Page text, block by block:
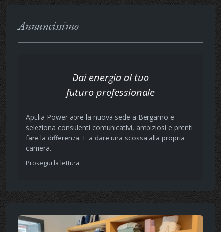
Annuncissimo
Dai energia al tuo
futuro professionale
Apulia Power apre la nuova sede a Bergamo e
seleziona consulenti comunicativi, ambiziosi e pronti
fare la differenza. E a dare una scossa alla propria
carriera.
Prosegui la lettura